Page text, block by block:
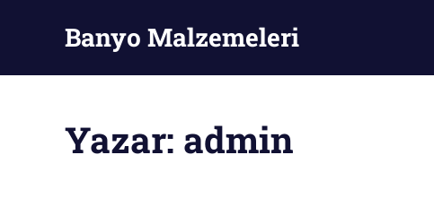
Banyo Malzemeleri
Yazar: admin